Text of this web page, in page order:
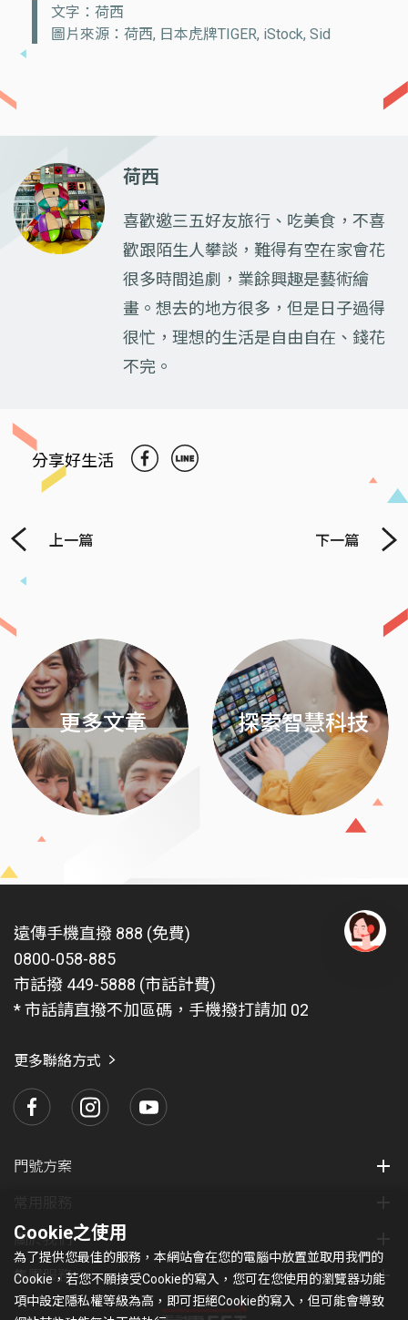
文字：荷西
圖片來源：荷西, 日本虎牌TIGER, iStock, Sid
荷西
喜歡邀三五好友旅行、吃美食，不喜
歡跟陌生人攀談，難得有空在家會花
很多時間追劇，業餘興趣是藝術繪
畫。想去的地方很多，但是日子過得
很忙，理想的生活是自由自在、錢花
不完。
分享好生活
上一篇 下一篇
更多文章 探索智慧科技
遠傳手機直撥 888 (免費)
0800-058-885
市話撥 449-5888 (市話計費)
* 市話請直撥不加區碼，手機撥打請加 02
更多聯絡方式
門號方案
關於我們
集團服務
Cookie之使用
為了提供您最佳的服務，本網站會在您的電腦中放置並取用我們的
Cookie，若您不願接受Cookie的寫入，您可在您使用的瀏覽器功能
項中設定隱私權等級為高，即可拒絕Cookie的寫入，但可能會導致